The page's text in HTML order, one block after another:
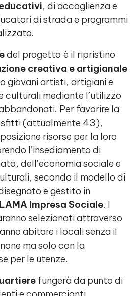
, di accoglienza e
di strada e programmi
del progetto è il ripristino
creativa e artigianale
giovani artisti, artigiani e
culturali mediante l’utilizzo
Per favorire la
(attualmente 43),
risorse per la loro
l’insediamento di
dell’economia sociale e
secondo il modello di
e gestito in
LAMA Impresa Sociale. I
selezionati attraverso
abitare i locali senza il
ma solo con la
per le utenze.
fungerà da punto di